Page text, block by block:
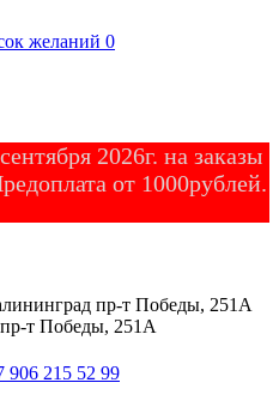
0
2026г. на заказы
от 1000рублей.
пр-т Победы, 251А
т Победы, 251А
906 215 52 99